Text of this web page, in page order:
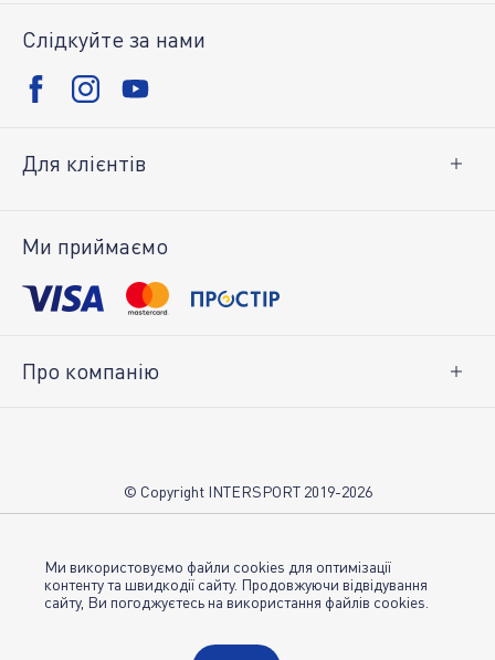
Слідкуйте за нами
Для клієнтів
Повернення товару
Ми приймаємо
Про компанію
Магазини INTERSPORT
© Copyright INTERSPORT 2019-2026
Політика конфіденційності
Ми використовуємо файли cookies для оптимізації
контенту та швидкодії сайту. Продовжуючи відвідування
сайту, Ви погоджуєтесь на використання файлів cookies.